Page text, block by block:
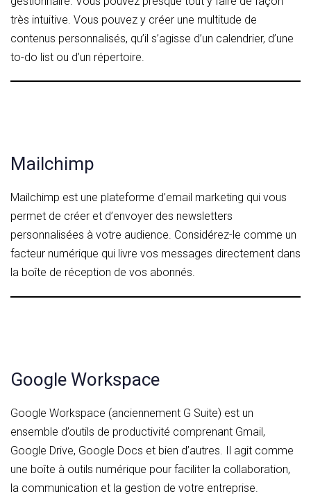
très intuitive. Vous pouvez y créer une multitude de
contenus personnalisés, qu’il s’agisse d’un calendrier, d’une
to-do list ou d’un répertoire.
Mailchimp
Mailchimp est une plateforme d’email marketing qui vous
permet de créer et d’envoyer des newsletters
personnalisées à votre audience. Considérez-le comme un
facteur numérique qui livre vos messages directement dans
la boîte de réception de vos abonnés.
Google Workspace
Google Workspace (anciennement G Suite) est un
ensemble d’outils de productivité comprenant Gmail,
Google Drive, Google Docs et bien d’autres. Il agit comme
une boîte à outils numérique pour faciliter la collaboration,
la communication et la gestion de votre entreprise.